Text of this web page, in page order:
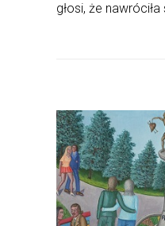
głosi, że